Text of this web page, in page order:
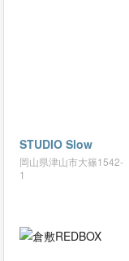
STUDIO Slow
岡山県津山市大篠1542-
1